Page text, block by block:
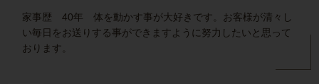
家事歴 40年 体を動かす事が大好きです。お客様が清々し
い毎日をお送りする事ができますように努力したいと思って
おります。